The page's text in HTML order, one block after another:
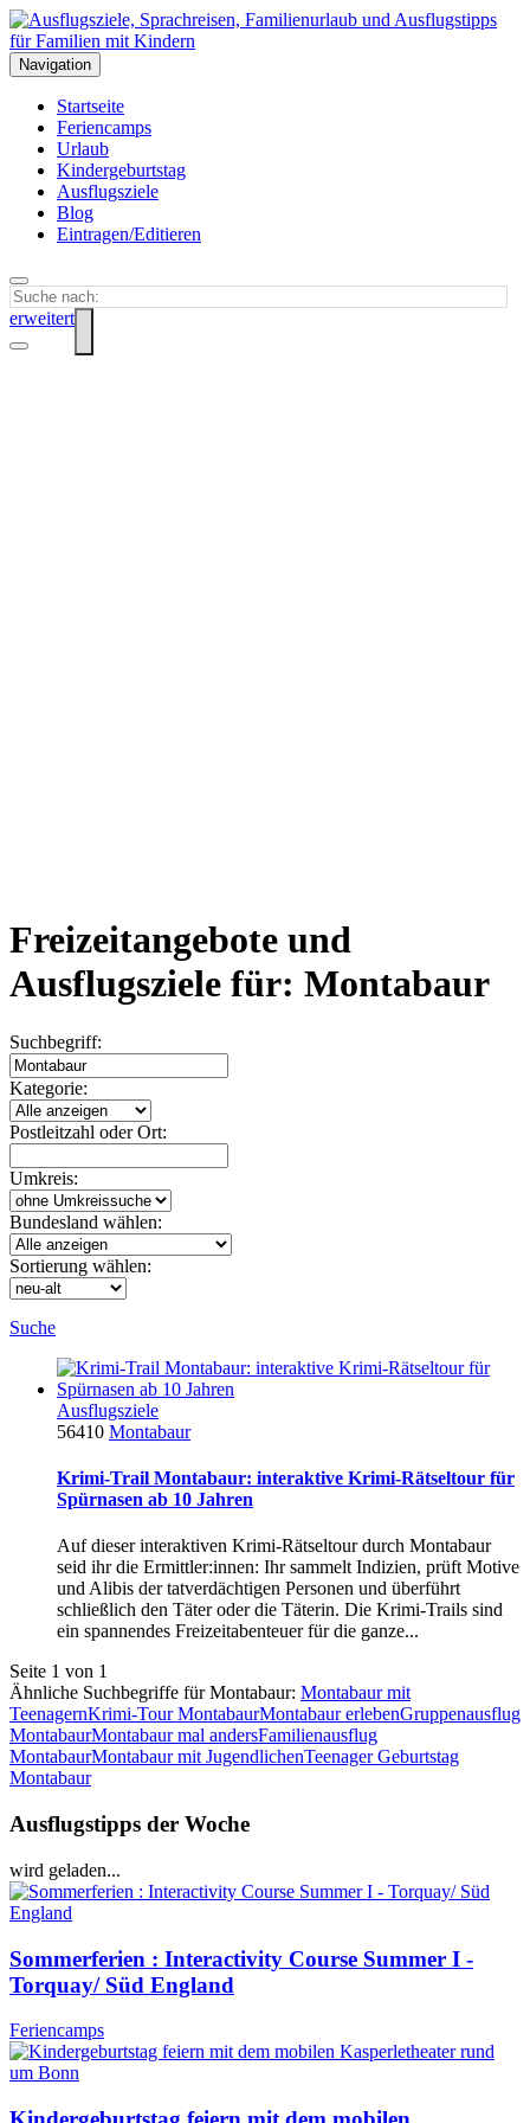
Navigation
Startseite
Feriencamps
Urlaub
Kindergeburtstag
Ausflugsziele
Blog
Eintragen/Editieren
erweitert
Freizeitangebote und
Ausflugsziele für: Montabaur
Suchbegriff:
Kategorie:
Postleitzahl oder Ort:
Umkreis:
Bundesland wählen:
Sortierung wählen:
Suche
Ausflugsziele
56410 Montabaur
Krimi-Trail Montabaur: interaktive Krimi-Rätseltour für
Spürnasen ab 10 Jahren
Auf dieser interaktiven Krimi-Rätseltour durch Montabaur
seid ihr die Ermittler:innen: Ihr sammelt Indizien, prüft Motive
und Alibis der tatverdächtigen Personen und überführt
schließlich den Täter oder die Täterin. Die Krimi-Trails sind
ein spannendes Freizeitabenteuer für die ganze...
Seite 1 von 1
Ähnliche Suchbegriffe für Montabaur: Montabaur mit
TeenagernKrimi-Tour MontabaurMontabaur erlebenGruppenausflug
MontabaurMontabaur mal andersFamilienausflug
MontabaurMontabaur mit JugendlichenTeenager Geburtstag
Montabaur
Ausflugstipps der Woche
wird geladen...
Sommerferien : Interactivity Course Summer I -
Torquay/ Süd England
Feriencamps